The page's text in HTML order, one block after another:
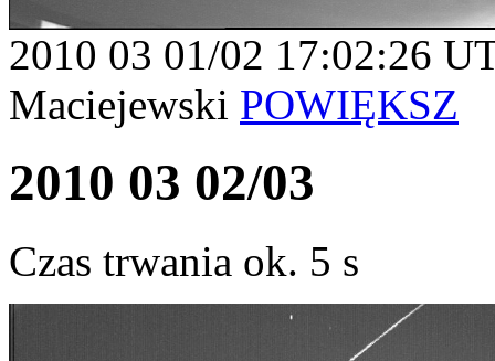
2010 03 01/02 17:02:26
Maciejewski POWIĘKSZ
2010 03 02/03
Czas trwania ok. 5 s